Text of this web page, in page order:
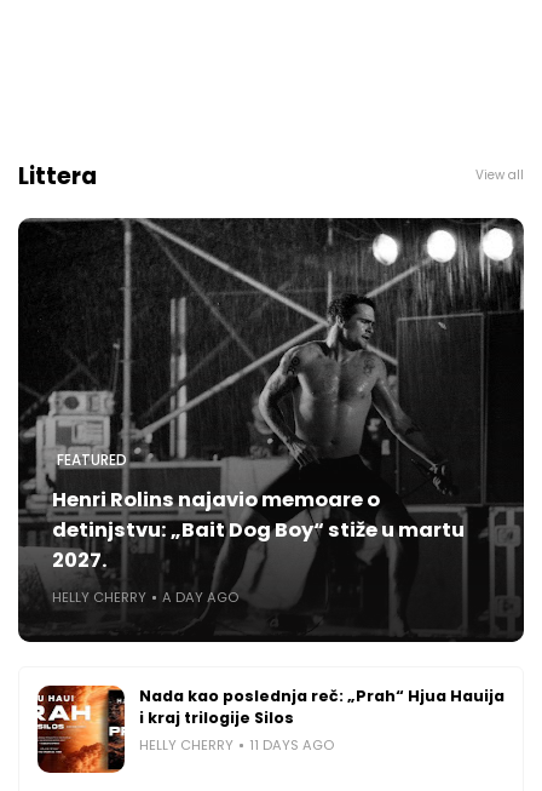
Littera View all
FEATURED
Henri Rolins najavio memoare o
detinjstvu: „Bait Dog Boy“ stiže u martu
2027.
HELLY CHERRY A DAY AGO
Nada kao poslednja reč: „Prah“ Hjua Hauija
i kraj trilogije Silos
HELLY CHERRY 11 DAYS AGO